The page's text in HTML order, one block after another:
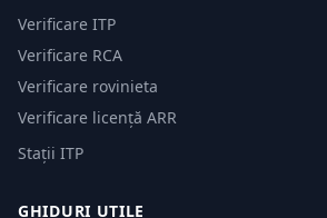
Verificare ITP
Verificare RCA
Verificare rovinieta
Verificare licență ARR
Stații ITP
GHIDURI UTILE